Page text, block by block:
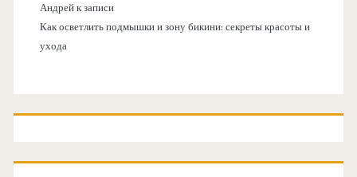
Андрейк записи
Как осветлить подмышки и зону бикини: секреты красоты и
ухода